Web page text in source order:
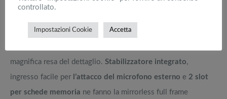
fine ultimo di produrre, ad esempio, stampe di grandi
magnifica resa del dettaglio. Stabilizzatore integrato,
ingresso facile per l’attacco del microfono esterno e 2 slot
per schede memoria ne fanno la mirrorless full frame
controllato.
Impostazioni Cookie Accetta